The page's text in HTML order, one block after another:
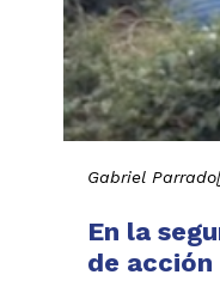
Gabriel Parrado|
En la
de